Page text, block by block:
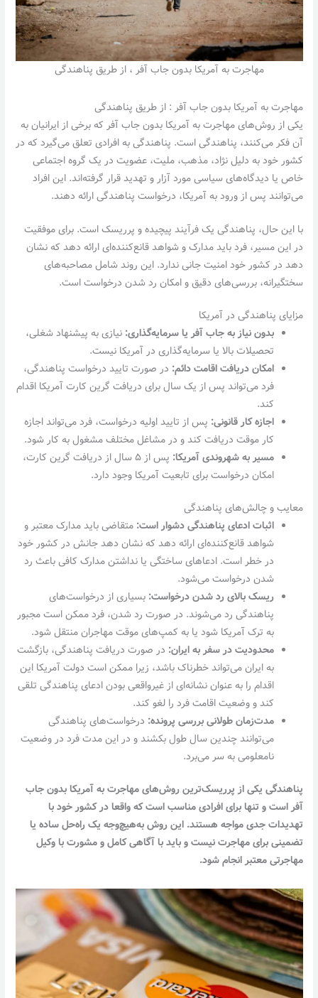
مهاجرت به آمریکا بدون جاب آفر ، از طریق پناهندگی
مهاجرت به آمریکا بدون جاب آفر : از طریق پناهندگی
یکی از روش‌های مهاجرت به آمریکا بدون جاب آفر که برخی از ایرانیان به
آن فکر می‌کنند، پناهندگی است. پناهندگی به افرادی تعلق می‌گیرد که در
کشور خود به دلیل نژاد، مذهب، ملیت، عضویت در یک گروه اجتماعی
خاص یا دیدگاه‌های سیاسی مورد آزار و تهدید قرار گرفته‌اند. این افراد
می‌توانند پس از ورود به آمریکا، درخواست پناهندگی ارائه دهند.
با این حال، پناهندگی یک فرآیند پیچیده و پرریسک است. برای موفقیت
در این مسیر، فرد باید مدارک و شواهد قانع‌کننده‌ای ارائه دهد که نشان
دهد در کشور خود امنیت جانی ندارد. این روند شامل مصاحبه‌های
سختگیرانه، بررسی‌های دقیق و امکان رد شدن درخواست است.
مزایای پناهندگی در آمریکا
بدون نیاز به جاب آفر یا سرمایه‌گذاری: نیازی به پیشنهاد شغلی،
تحصیلات بالا یا سرمایه‌گذاری در آمریکا نیست.
امکان دریافت اقامت دائم: در صورت تایید درخواست پناهندگی،
فرد می‌تواند پس از یک سال برای دریافت گرین کارت آمریکا اقدام
کند.
اجازه کار قانونی: پس از تایید اولیه درخواست، فرد می‌تواند اجازه
کار موقت دریافت کند و در مشاغل مختلف مشغول به کار شود.
مسیر به شهروندی آمریکا:
پس از ۵ سال از دریافت گرین کارت،
امکان درخواست برای تابعیت آمریکا وجود دارد.
معایب و چالش‌های پناهندگی
اثبات ادعای پناهندگی دشوار است: متقاضی باید مدارک معتبر و
شواهد قانع‌کننده‌ای ارائه دهد که نشان دهد جانش در کشور خود
در خطر است. ادعاهای ساختگی یا نداشتن مدارک کافی باعث رد
شدن درخواست می‌شود.
ریسک بالای رد شدن درخواست: بسیاری از درخواست‌های
پناهندگی رد می‌شوند. در صورت رد شدن، فرد ممکن است مجبور
به ترک آمریکا شود یا به کمپ‌های موقت مهاجران منتقل شود.
محدودیت در سفر به ایران: در صورت دریافت پناهندگی، بازگشت
به ایران می‌تواند خطرناک باشد، زیرا ممکن است دولت آمریکا این
اقدام را به عنوان نشانه‌ای از غیرواقعی بودن ادعای پناهندگی تلقی
کند و وضعیت اقامت فرد را لغو کند.
مدت‌زمان طولانی بررسی پرونده: درخواست‌های پناهندگی
می‌توانند چندین سال طول بکشند و در این مدت فرد در وضعیت
نامعلومی به سر می‌برد.
پناهندگی یکی از پرریسک‌ترین روش‌های مهاجرت به آمریکا بدون جاب
آفر است و تنها برای افرادی مناسب است که واقعا در کشور خود با
تهدیدات جدی مواجه هستند. این روش به‌هیچ‌وجه یک راه‌حل ساده یا
تضمینی برای مهاجرت نیست و باید با آگاهی کامل و مشورت با وکیل
مهاجرتی معتبر انجام شود.